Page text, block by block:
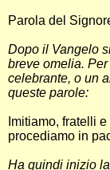
Parola del
Dopo il Vangelo
breve omelia.
celebrante, o un
queste parole:
Imitiamo, fratelli
procediamo in
Ha quindi inizio